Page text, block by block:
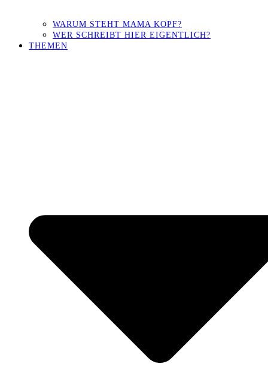
WARUM STEHT MAMA KOPF?
WER SCHREIBT HIER EIGENTLICH?
THEMEN